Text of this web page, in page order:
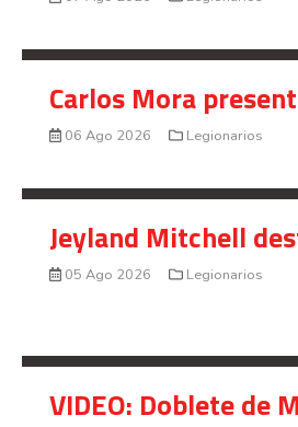
Carlos Mora
06 Ago 2026 Legionarios
Jeyland Mitchell
05 Ago 2026 Legionarios
VIDEO: Doblete de